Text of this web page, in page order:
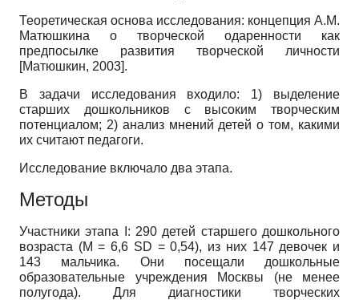
Теоретическая основа исследования: концепция А.М.
Матюшкина о творческой одаренности как
предпосылке развития творческой личности
[Матюшкин, 2003].
В задачи исследования входило: 1) выделение
старших дошкольников с высоким творческим
потенциалом; 2) анализ мнений детей о том, какими
их считают педагоги.
Исследование включало два этапа.
Методы
Участники этапа I: 290 детей старшего дошкольного
возраста (M = 6,6 SD = 0,54), из них 147 девочек и
143 мальчика. Они посещали дошкольные
образовательные учреждения Москвы (не менее
полугода). Для диагностики творческих